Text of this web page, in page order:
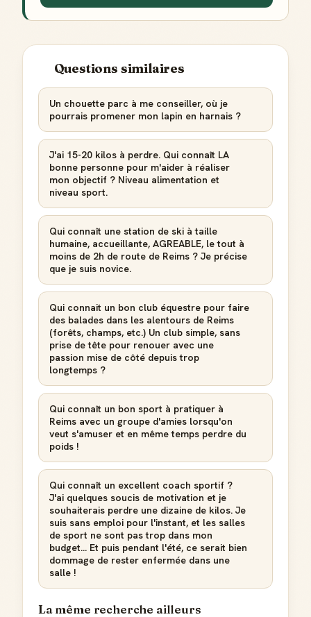
Questions similaires
Un chouette parc à me conseiller, où je
pourrais promener mon lapin en harnais ?
J'ai 15-20 kilos à perdre. Qui connaît LA
bonne personne pour m'aider à réaliser
mon objectif ? Niveau alimentation et
niveau sport.
Qui connaît une station de ski à taille
humaine, accueillante, AGREABLE, le tout à
moins de 2h de route de Reims ? Je précise
que je suis novice.
Qui connait un bon club équestre pour faire
des balades dans les alentours de Reims
(forêts, champs, etc.) Un club simple, sans
prise de tête pour renouer avec une
passion mise de côté depuis trop
longtemps ?
Qui connaît un bon sport à pratiquer à
Reims avec un groupe d'amies lorsqu'on
veut s'amuser et en même temps perdre du
poids !
Qui connaît un excellent coach sportif ?
J'ai quelques soucis de motivation et je
souhaiterais perdre une dizaine de kilos. Je
suis sans emploi pour l'instant, et les salles
de sport ne sont pas trop dans mon
budget... Et puis pendant l'été, ce serait bien
dommage de rester enfermée dans une
salle !
La même recherche ailleurs